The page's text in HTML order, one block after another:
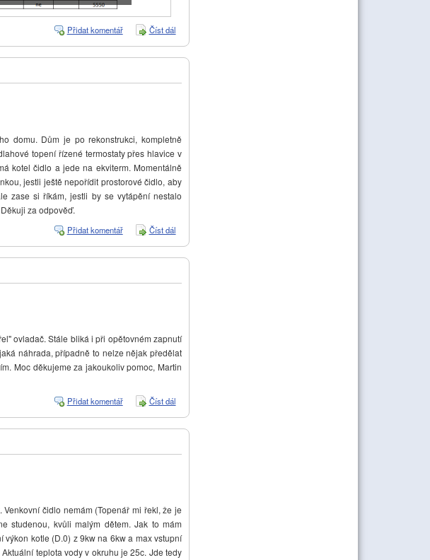
Číst dál
Přidat komentář
domu. Dům je po rekonstrukci, kompletně
topení řízené termostaty přes hlavice v
kotel čidlo a jede na ekviterm. Momentálně
jestli ještě nepořídit prostorové čidlo, aby
zase si říkám, jestli by se vytápění nestalo
za odpověď.
Číst dál
Přidat komentář
ovladač. Stále bliká i při opětovném zapnutí
náhrada, případně to nelze nějak předělat
Moc děkujeme za jakoukoliv pomoc, Martin
Číst dál
Přidat komentář
čidlo nemám (Topenář mi řekl, že je
studenou, kvůli malým dětem. Jak to mám
kotle (D.0) z 9kw na 6kw a max vstupní
teplota vody v okruhu je 25c. Jde tedy